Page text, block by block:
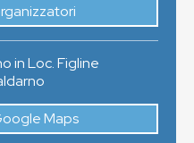
in Loc. Figline
Maps